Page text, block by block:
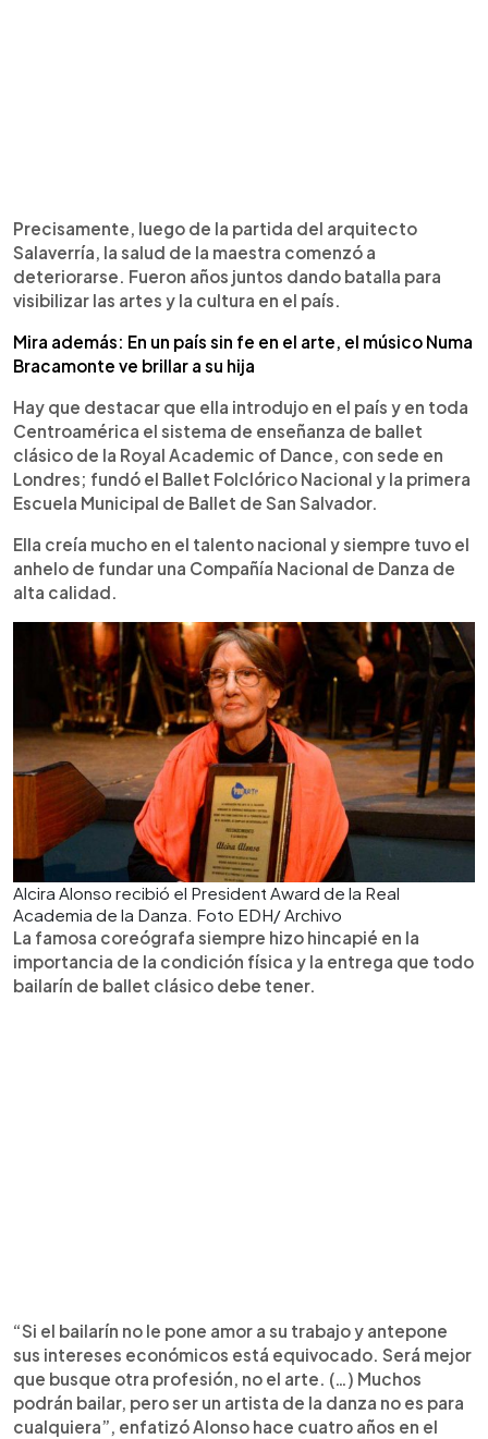
Precisamente, luego de la partida del arquitecto
Salaverría, la salud de la maestra comenzó a
deteriorarse. Fueron años juntos dando batalla para
visibilizar las artes y la cultura en el país.
Mira además: En un país sin fe en el arte, el músico Numa
Bracamonte ve brillar a su hija
Hay que destacar que ella introdujo en el país y en toda
Centroamérica el sistema de enseñanza de ballet
clásico de la Royal Academic of Dance, con sede en
Londres; fundó el Ballet Folclórico Nacional y la primera
Escuela Municipal de Ballet de San Salvador.
Ella creía mucho en el talento nacional y siempre tuvo el
anhelo de fundar una Compañía Nacional de Danza de
alta calidad.
Alcira Alonso recibió el President Award de la Real
Academia de la Danza. Foto EDH/ Archivo
La famosa coreógrafa siempre hizo hincapié en la
importancia de la condición física y la entrega que todo
bailarín de ballet clásico debe tener.
“Si el bailarín no le pone amor a su trabajo y antepone
sus intereses económicos está equivocado. Será mejor
que busque otra profesión, no el arte. (…) Muchos
podrán bailar, pero ser un artista de la danza no es para
cualquiera”, enfatizó Alonso hace cuatro años en el